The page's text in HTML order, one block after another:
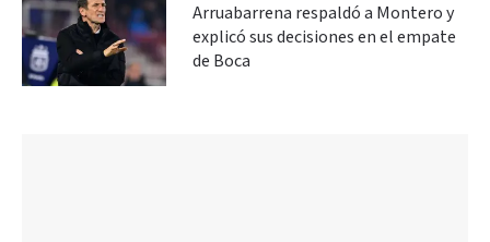
Arruabarrena respaldó a Montero y
explicó sus decisiones en el empate
de Boca